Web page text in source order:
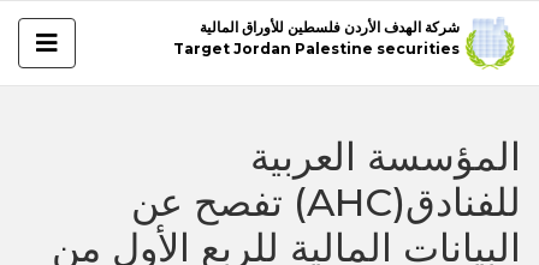
شركة الهدف الأردن فلسطين للأوراق المالية
Target Jordan Palestine securities
المؤسسة العربية
للفنادق(AHC) تفصح عن
البيانات المالية للربع الأول من